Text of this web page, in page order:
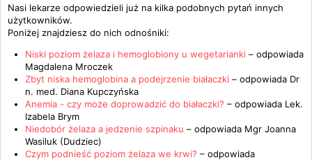
Nasi lekarze odpowiedzieli już na kilka podobnych pytań innych
użytkowników.
Poniżej znajdziesz do nich odnośniki:
Niski poziom żelaza i hemoglobiony u wegetarianki – odpowiada
Magdalena Mroczek
Zbyt niska hemoglobina a podejrzenie białaczki – odpowiada Dr
n. med. Diana Kupczyńska
Anemia - czy może doprowadzić do białaczki? – odpowiada Lek.
Izabela Brym
Niedobór żelaza a jedzenie szpinaku – odpowiada Mgr Joanna
Wasiluk (Dudziec)
Czym podnieść poziom żelaza we krwi? – odpowiada